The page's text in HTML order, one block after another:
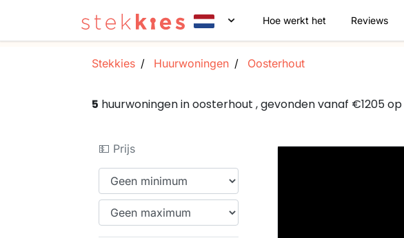
Hoe werkt het Reviews
Stekkies Huurwoningen Oosterhout
5 huurwoningen in oosterhout , gevonden vanaf €1205 op
💵 Prijs